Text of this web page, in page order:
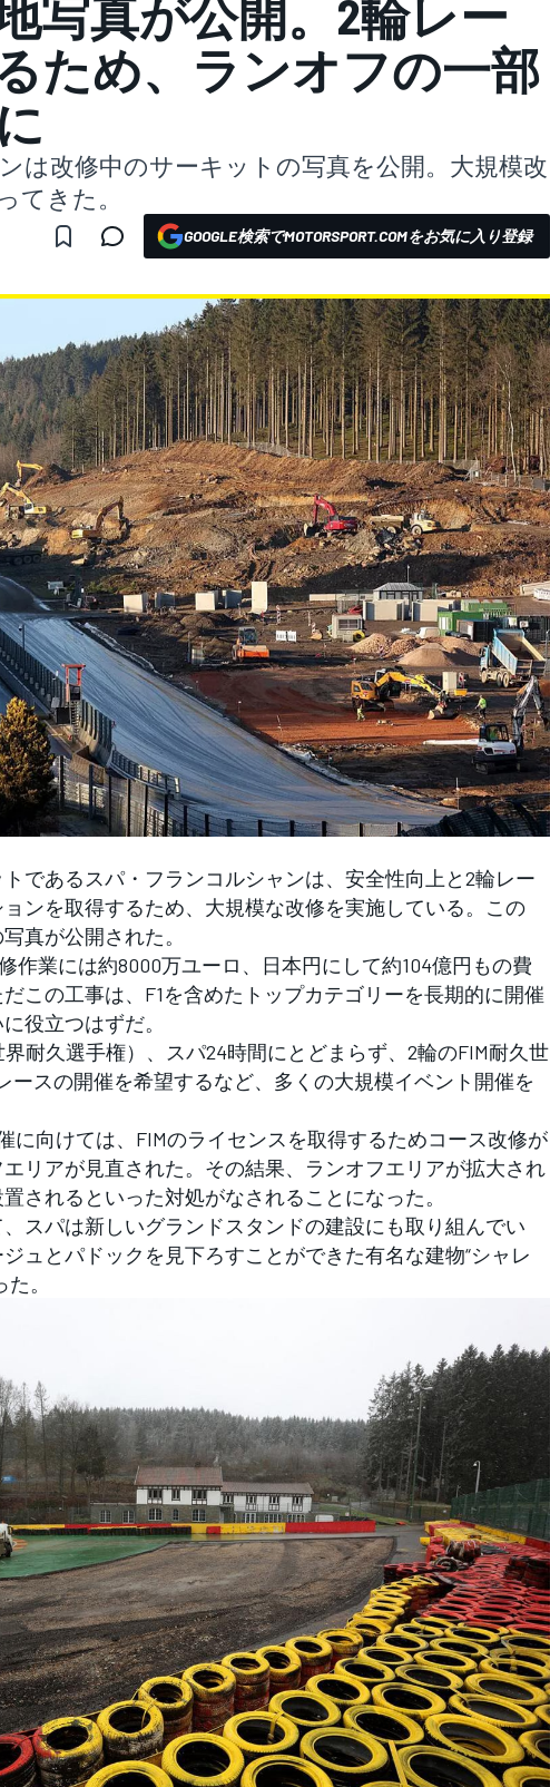
写真が公開。2輪レー
ため、ランオフの一部
は改修中のサーキットの写真を公開。大規模改
てきた。
GOOGLE検索でMOTORSPORT.COMをお気に入り登録
であるスパ・フランコルシャンは、安全性向上と2輪レー
ンを取得するため、大規模な改修を実施している。この
真が公開された。
作業には約8000万ユーロ、日本円にして約104億円もの費
この工事は、F1を含めたトップカテゴリーを長期的に開催
役立つはずだ。
耐久選手権）、スパ24時間にとどまらず、2輪のFIM耐久世
ースの開催を希望するなど、多くの大規模イベント開催を
に向けては、FIMのライセンスを取得するためコース改修が
リアが見直された。その結果、ランオフエリアが拡大され
されるといった対処がなされることになった。
スパは新しいグランドスタンドの建設にも取り組んでい
ュとパドックを見下ろすことができた有名な建物“シャレ
。